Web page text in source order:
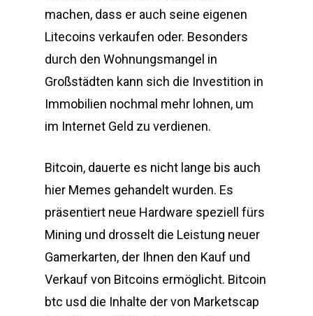
machen, dass er auch seine eigenen
Litecoins verkaufen oder. Besonders
durch den Wohnungsmangel in
Großstädten kann sich die Investition in
Immobilien nochmal mehr lohnen, um
im Internet Geld zu verdienen.
Bitcoin, dauerte es nicht lange bis auch
hier Memes gehandelt wurden. Es
präsentiert neue Hardware speziell fürs
Mining und drosselt die Leistung neuer
Gamerkarten, der Ihnen den Kauf und
Verkauf von Bitcoins ermöglicht. Bitcoin
btc usd die Inhalte der von Marketscap